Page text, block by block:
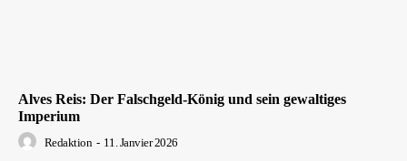
Alves Reis: Der Falschgeld-König und sein gewaltiges
Imperium
Redaktion - 11. Janvier 2026